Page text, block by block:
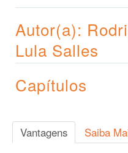
Autor(a):
Lula Salles
Capítulos
Vantagens Saiba